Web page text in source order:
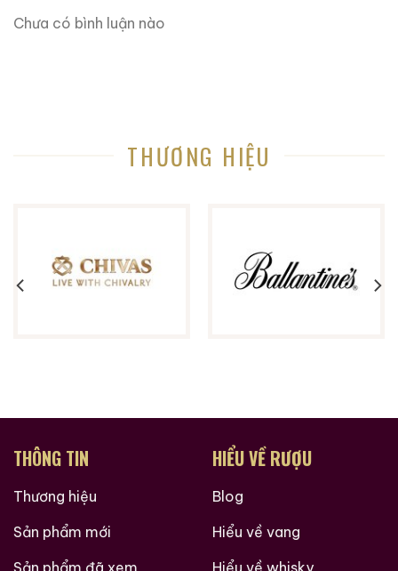
Trăm Nghe Không Bằng Một Thấy
Chưa có bình luận nào
THƯƠNG HIỆU
THÔNG TIN
Thương hiệu
Sản phẩm mới
Sản phẩm đã xem
HIỂU VỀ RƯỢU
Blog
Hiểu về vang
Hiểu về whisky